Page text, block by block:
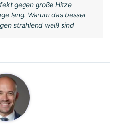
gegen große Hitze
lang: Warum das besser
strahlend weiß sind